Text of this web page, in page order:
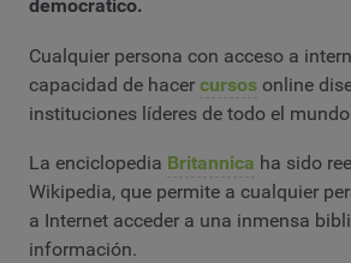
democrático.
Cualquier persona con acceso a
capacidad de hacer cursos online
instituciones líderes de todo el
La enciclopedia Britannica ha sido
Wikipedia, que permite a cualquier
a Internet acceder a una inmensa
información.